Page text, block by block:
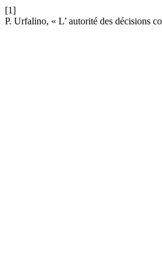
[1]
P. Urfalino, « L’ autorité des décisions